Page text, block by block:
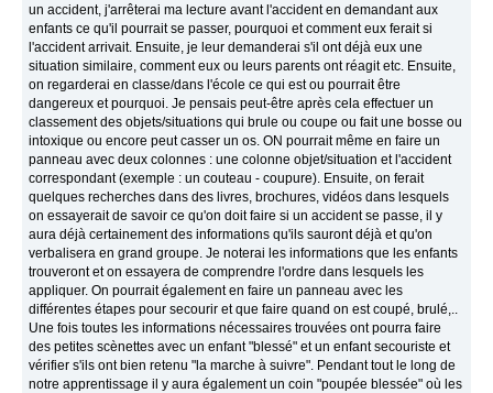
un accident, j'arrêterai ma lecture avant l'accident en demandant aux
enfants ce qu'il pourrait se passer, pourquoi et comment eux ferait si
l'accident arrivait. Ensuite, je leur demanderai s'il ont déjà eux une
situation similaire, comment eux ou leurs parents ont réagit etc. Ensuite,
on regarderai en classe/dans l'école ce qui est ou pourrait être
dangereux et pourquoi. Je pensais peut-être après cela effectuer un
classement des objets/situations qui brule ou coupe ou fait une bosse ou
intoxique ou encore peut casser un os. ON pourrait même en faire un
panneau avec deux colonnes : une colonne objet/situation et l'accident
correspondant (exemple : un couteau - coupure). Ensuite, on ferait
quelques recherches dans des livres, brochures, vidéos dans lesquels
on essayerait de savoir ce qu'on doit faire si un accident se passe, il y
aura déjà certainement des informations qu'ils sauront déjà et qu'on
verbalisera en grand groupe. Je noterai les informations que les enfants
trouveront et on essayera de comprendre l'ordre dans lesquels les
appliquer. On pourrait également en faire un panneau avec les
différentes étapes pour secourir et que faire quand on est coupé, brulé,..
Une fois toutes les informations nécessaires trouvées ont pourra faire
des petites scènettes avec un enfant "blessé" et un enfant secouriste et
vérifier s'ils ont bien retenu "la marche à suivre". Pendant tout le long de
notre apprentissage il y aura également un coin "poupée blessée" où les